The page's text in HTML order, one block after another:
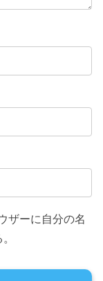
ザーに自分の名